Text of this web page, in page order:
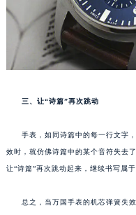
三、让“诗篇”再次跳动
手表，如同诗篇中的每一行文字，
效时，就仿佛诗篇中的某个音符失去
让“诗篇”再次跳动起来，继续书写属于
总之，当万国手表的机芯弹簧失效